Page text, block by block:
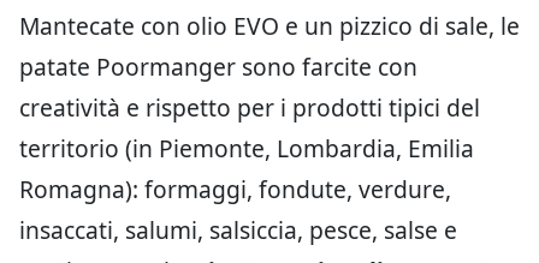
Mantecate con olio EVO e un pizzico di sale, le
patate Poormanger sono farcite con
creatività e rispetto per i prodotti tipici del
territorio (in Piemonte, Lombardia, Emilia
Romagna): formaggi, fondute, verdure,
insaccati, salumi, salsiccia, pesce, salse e